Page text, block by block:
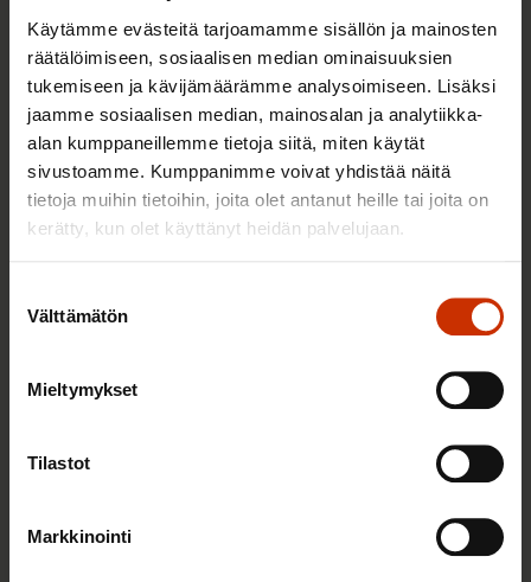
Käytämme evästeitä tarjoamamme sisällön ja mainosten
räätälöimiseen, sosiaalisen median ominaisuuksien
tukemiseen ja kävijämäärämme analysoimiseen. Lisäksi
jaamme sosiaalisen median, mainosalan ja analytiikka-
alan kumppaneillemme tietoja siitä, miten käytät
sivustoamme. Kumppanimme voivat yhdistää näitä
tietoja muihin tietoihin, joita olet antanut heille tai joita on
kerätty, kun olet käyttänyt heidän palvelujaan.
valinta
Välttämätön
Mieltymykset
Tilastot
Markkinointi
2.6.2026 11:00
Työmarkkinakeskusjärjestöt: Tuottava ja
hyvinvoiva työelämä on yhteinen asia